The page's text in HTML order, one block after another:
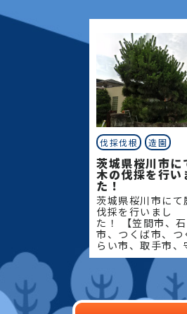
で伐採・抜根・剪定・草
刈りな
町
根
伐採伐根 造園
茨城県桜川市に
木の伐採を行い
た！
茨城県桜川市にて
伐採を行いまし
た！ 【笠間市、
市、つくば市、つ
らい市、取手市、
市、筑西市、結城
川市、常総市、古
坂東市、下妻市、
町】地域密着で伐
根・剪定・草